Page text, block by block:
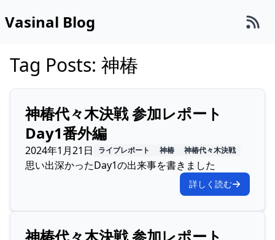
Vasinal Blog
Tag Posts: 神椿
神椿代々木決戦 参加レポート
Day1番外編
2024年1月21日 ライブレポート 神椿 神椿代々木決戦
思い出深かったDay1の出来事を書きました
詳しく読む